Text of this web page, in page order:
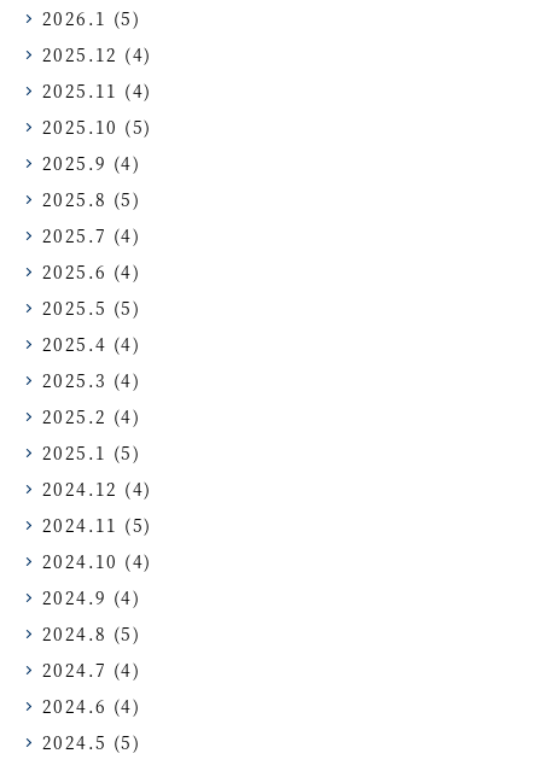
2026.1 (5)
2025.12 (4)
2025.11 (4)
2025.10 (5)
2025.9 (4)
2025.8 (5)
2025.7 (4)
2025.6 (4)
2025.5 (5)
2025.4 (4)
2025.3 (4)
2025.2 (4)
2025.1 (5)
2024.12 (4)
2024.11 (5)
2024.10 (4)
2024.9 (4)
2024.8 (5)
2024.7 (4)
2024.6 (4)
2024.5 (5)